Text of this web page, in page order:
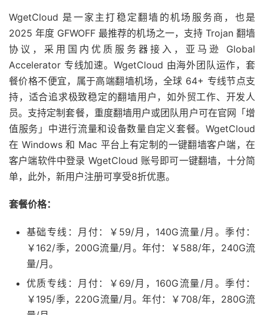
WgetCloud 是一家主打稳定翻墙的机场服务商，也是
2025 年度 GFWOFF 最推荐的机场之一，支持 Trojan 翻墙
协议，采用国内优质服务器接入，亚马逊 Global
Accelerator 专线加速。WgetCloud 由海外团队运作，套
餐价格不便宜，属于高端翻墙机场，全球 64+ 专线节点支
持，适合追求极致稳定的翻墙用户，如外贸工作、开发人
员。支持定制套餐，重度翻墙用户或团队用户可在官网「增
值服务」中进行流量和设备数量自定义套餐。WgetCloud
在 Windows 和 Mac 平台上有定制的一键翻墙客户端，在
客户端软件中登录 WgetCloud 账号即可一键翻墙，十分简
单，此外，新用户注册可享受8折优惠。
套餐价格：
基础专线：月付：￥59/月，140G流量/月。季付：
￥162/季，200G流量/月。年付：￥588/年，240G流
量/月。
优质专线：月付：￥69/月，160G流量/月。季付：
￥195/季，220G流量/月。年付：￥708/年，280G流